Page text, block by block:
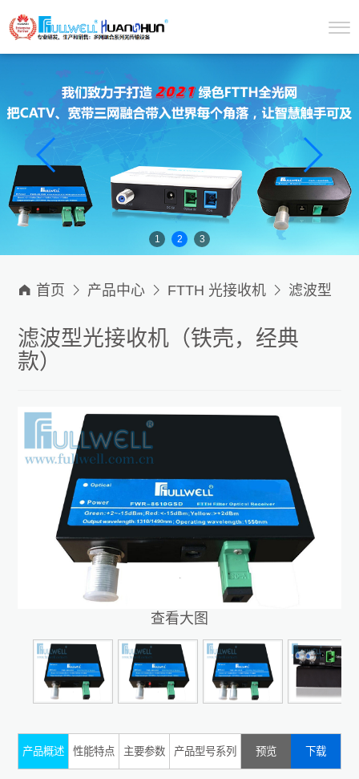
1 2 3
 首页  产品中心  FTTH 光接收机  滤波型
光接收机只接收1550nm
滤波型光接收机（铁壳，经典
款）
查看大图
产品概述 性能特点 主要参数 产品型号系列 预览 下载